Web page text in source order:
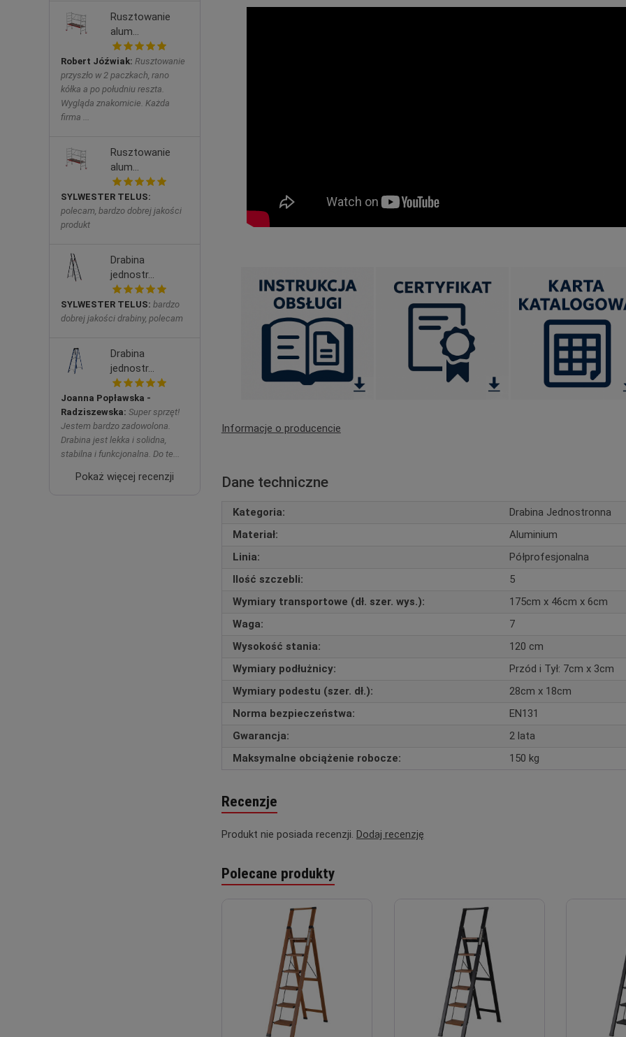
Informacje o producencie
Dane techniczne
Kategoria:
Drabina Jednostronna
Materiał:
Aluminium
Linia:
Półprofesjonalna
Ilość szczebli:
5
Wymiary transportowe (dł. szer. wys.):
175cm x 46cm x 6cm
Waga:
7
Wysokość stania:
120 cm
Wymiary podłużnicy:
Przód i Tył: 7cm x 3cm
Wymiary podestu (szer. dł.):
28cm x 18cm
Norma bezpieczeństwa:
EN131
Gwarancja:
2 lata
Maksymalne obciążenie robocze:
150 kg
Recenzje
Produkt nie posiada recenzji. Dodaj recenzję
Polecane produkty
Rusztowanie
alum...
Robert Jóźwiak: Rusztowanie
przyszło w 2 paczkach, rano
kółka a po południu reszta.
Wygląda znakomicie. Każda
firma ...
Rusztowanie
alum...
SYLWESTER TELUS:
polecam, bardzo dobrej jakości
produkt
Drabina
jednostr...
SYLWESTER TELUS: bardzo
dobrej jakości drabiny, polecam
Drabina
jednostr...
Joanna Popławska -
Radziszewska: Super sprzęt!
Jestem bardzo zadowolona.
Drabina jest lekka i solidna,
stabilna i funkcjonalna. Do te...
Pokaż więcej recenzji